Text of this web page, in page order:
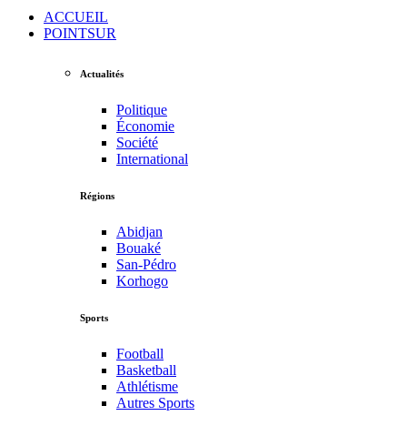
ACCUEIL
POINTSUR
Actualités
Politique
Économie
Société
International
Régions
Abidjan
Bouaké
San-Pédro
Korhogo
Sports
Football
Basketball
Athlétisme
Autres Sports